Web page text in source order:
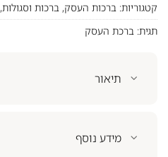
קטגוריות: ברכות העסק, ברכות וסגולות,
תגית: ברכת העסק
תיאור
מידע נוסף